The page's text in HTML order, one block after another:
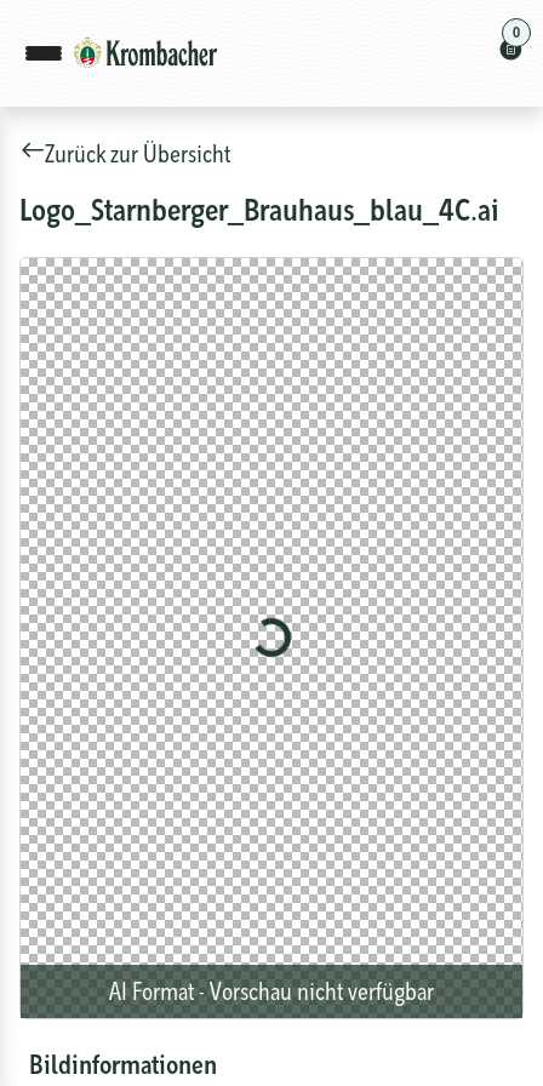
0
Zurück zur Übersicht
Logo_Starnberger_Brauhaus_blau_4C.ai
Loading...
AI Format - Vorschau nicht verfügbar
Bildinformationen